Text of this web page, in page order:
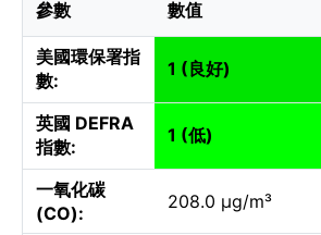
參數 數值
美國環保署指
數:
1 (良好)
英國 DEFRA
指數:
1 (低)
一氧化碳
(CO):
208.0 µg/m³